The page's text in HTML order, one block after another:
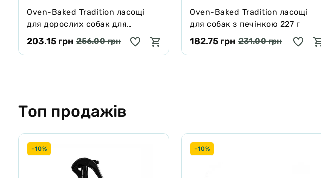
Oven-Baked Tradition ласощі
для дорослих собак для
захисту зубів та ясен 284 г
203.15 грн 256.00 грн
Oven-Baked Tradition ласощі
для собак з печінкою 227 г
182.75 грн 231.00 грн
Топ продажів
-10% -10%